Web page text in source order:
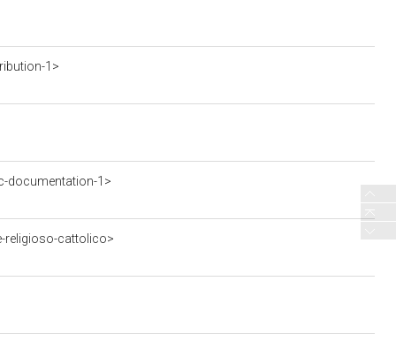
1>
documentation-1>
religioso-cattolico>